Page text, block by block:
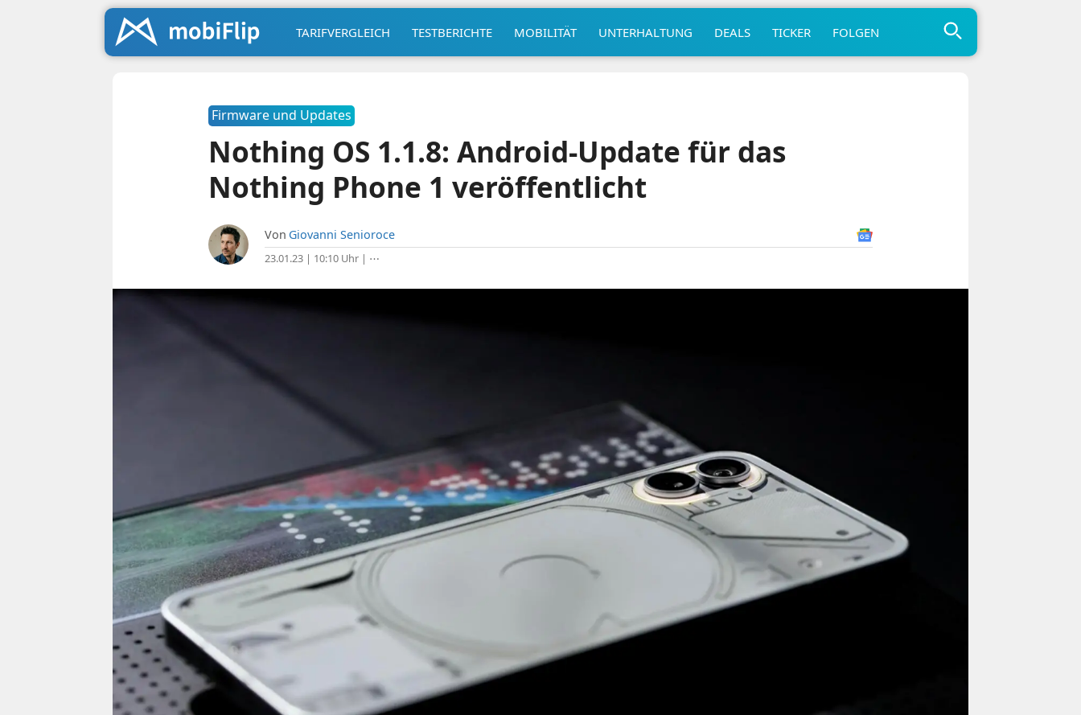
TARIFVERGLEICH TESTBERICHTE MOBILITÄT UNTERHALTUNG DEALS TICKER FOLGEN
Firmware und Updates
Nothing OS 1.1.8: Android-Update für das
Nothing Phone 1 veröffentlicht
Von Giovanni Senioroce
23.01.23 | 10:10 Uhr| ⋯